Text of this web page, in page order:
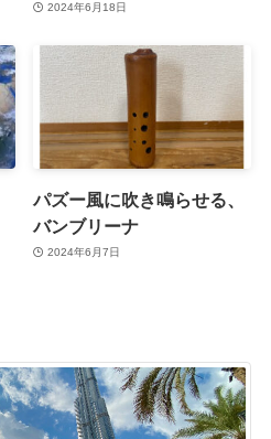
2024年6月18日
パズー風に吹き鳴らせる、
バンブリーナ
2024年6月7日